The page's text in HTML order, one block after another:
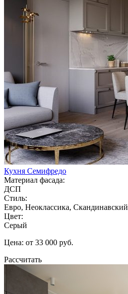
Кухня Семифредо
Материал фасада:
ДСП
Стиль:
Евро, Неоклассика, Скандинавский
Цвет:
Серый
Цена: от 33 000 руб.
Рассчитать